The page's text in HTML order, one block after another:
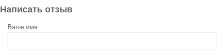
Написать отзыв
Ваше имя